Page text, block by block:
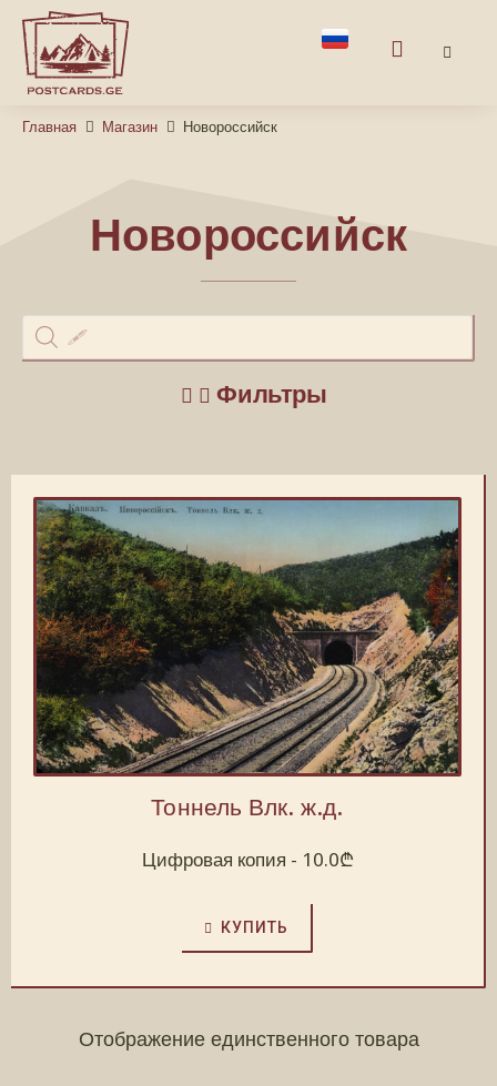
Главная Магазин Новороссийск
Новороссийск
Фильтры
Тоннель Влк. ж.д.
Цифровая копия - 10.0₾
КУПИТЬ
Отображение единственного товара